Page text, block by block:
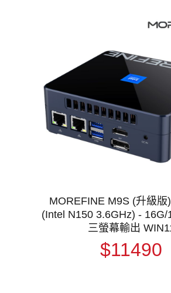
MOREFINE M9S (升級版
(Intel N150 3.6GHz) - 16G/
三螢幕輸出
$11490